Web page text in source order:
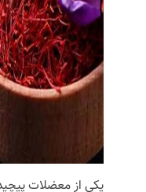
یکی از معضلات